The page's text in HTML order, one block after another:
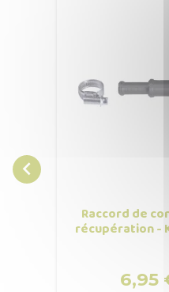

Raccord de
récupération -
6,95